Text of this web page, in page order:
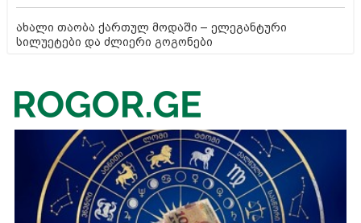
ახალი თაობა ქართულ მოდაში – ელეგანტური
სილუეტები და ძლიერი გოგონები